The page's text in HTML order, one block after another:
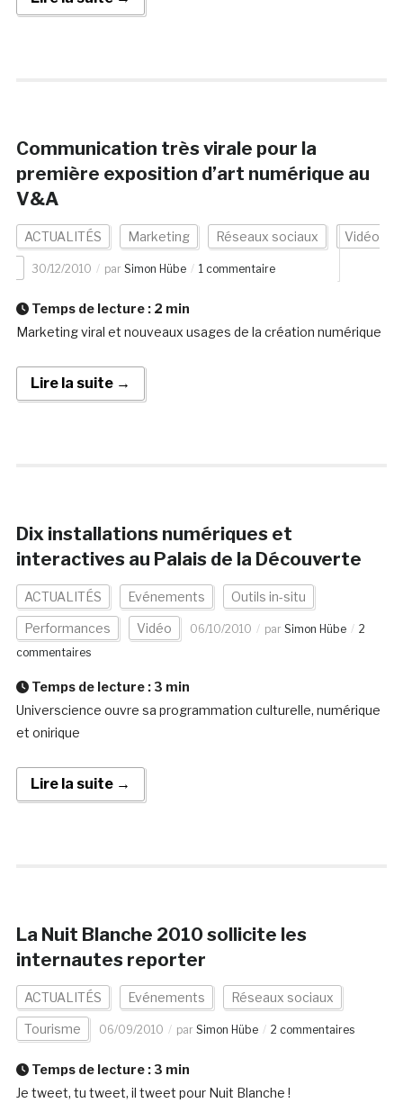
Communication très virale pour la
première exposition d’art numérique au
V&A
ACTUALITÉS Marketing Réseaux sociaux Vidéo
30/12/2010 par Simon Hübe 1 commentaire
Temps de lecture : 2 min
Marketing viral et nouveaux usages de la création numérique
Lire la suite →
Dix installations numériques et
interactives au Palais de la Découverte
ACTUALITÉS Evénements Outils in-situ
Performances Vidéo 06/10/2010 par Simon Hübe
2
commentaires
Temps de lecture : 3 min
Universcience ouvre sa programmation culturelle, numérique
et onirique
Lire la suite →
La Nuit Blanche 2010 sollicite les
internautes reporter
ACTUALITÉS Evénements Réseaux sociaux
Tourisme 06/09/2010 par Simon Hübe 2 commentaires
Temps de lecture : 3 min
Je tweet, tu tweet, il tweet pour Nuit Blanche !